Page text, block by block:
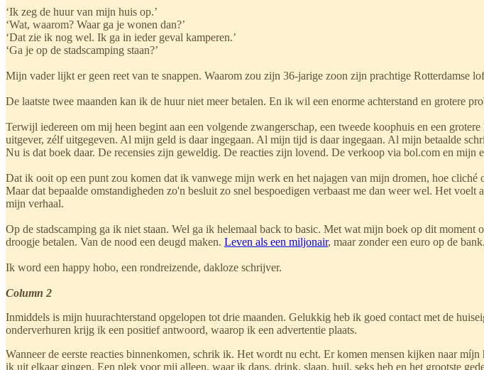
‘Ik zeg de huur van mijn huis op.’
‘Wat, waarom? Waar ga je wonen dan?’
‘Dat zie ik nog wel. Ik ga in ieder geval kamperen.’
‘Ga je op de stadscamping staan?’
Mijn vader lijkt er geen reet van te snappen. Waarom zou zijn 36-jarige zoon zijn prachtige Rotterdamse
De laatste twee maanden kan ik de huur niet meer betalen. En ik wil een enorme achterstand en grotere
Terwijl iedereen om mij heen begint aan een volgende zwangerschap, een tweede koophuis en een
uitgever, zélf uitgegeven. Al mijn geld is daar ingegaan. Al mijn tijd is daar ingegaan. Al mijn betaalde
Nu is dat boek daar. De recensies zijn geweldig. De reacties zijn lovend. De verkoop via bol.com en mijn
Dat ik ooit op een punt zou komen dat ik vanwege mijn werk en het najagen van mijn dromen, hoe
Maar dat bepaalde omstandigheden zo'n besluit zo snel bespoedigen verbaast me dan weer wel. Het voelt
mijn verhaal.
Op de stadscamping ga ik niet staan. Wel ga ik helemaal back to basic. Met wat mijn boek op dit
droogje betalen. Van de nood een deugd maken. Leven als een miljonair, maar zonder een euro op de bank.
Ik word een happy hobo, een rondreizende, dakloze schrijver.
Column 2
Inmiddels is mijn huurachterstand opgelopen tot drie maanden. Gelukkig heb ik goed contact met de
onderverhuren krijg ik een positief antwoord, waarop ik een advertentie plaats.
Wanneer de eerste reacties binnenkomen, schrik ik. Het wordt nu echt. Er komen mensen kijken naar
ik uit elkaar gingen. Een plek voor mij alleen, waar ik dans, drink, slaap, huil, seks heb en het grootste